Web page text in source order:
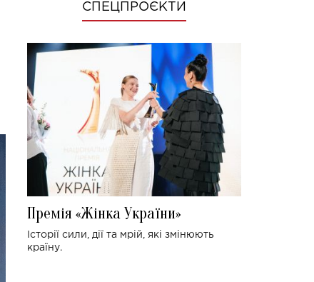
СПЕЦПРОЄКТИ
Премія «Жінка України»
Історії сили, дії та мрій, які змінюють
країну.